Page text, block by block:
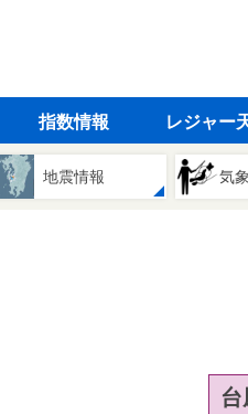
指数情報 レジャー
地震情報 気